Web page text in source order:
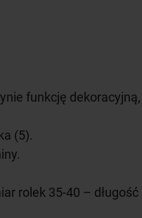
funkcję
(5).
rolek 35-40 –